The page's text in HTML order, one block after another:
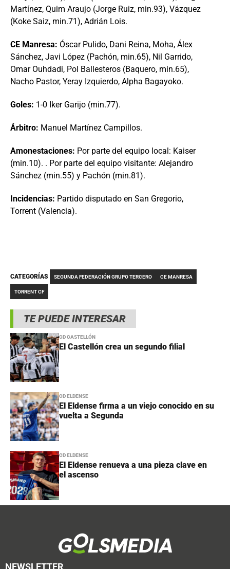
TE PUEDE INTERESAR
CD CASTELLÓN
El Castellón crea un segundo filial
CD ELDENSE
El Eldense firma a un viejo conocido en su
vuelta a Segunda
CD ELDENSE
El Eldense renueva a una pieza clave en
el ascenso
Martínez, Quim Araujo (Jorge Ruiz, min.93), Vázquez
(Koke Saiz, min.71), Adrián Lois.
CE Manresa: Óscar Pulido, Dani Reina, Moha, Álex
Sánchez, Javi López (Pachón, min.65), Nil Garrido,
Omar Ouhdadi, Pol Ballesteros (Baquero, min.65),
Nacho Pastor, Yeray Izquierdo, Alpha Bagayoko.
Goles: 1-0 Iker Garijo (min.77).
Árbitro: Manuel Martínez Campillos.
Amonestaciones: Por parte del equipo local: Kaiser
(min.10). . Por parte del equipo visitante: Alejandro
Sánchez (min.55) y Pachón (min.81).
Incidencias: Partido disputado en San Gregorio,
Torrent (Valencia).
CATEGORÍAS SEGUNDA FEDERACIÓN GRUPO TERCERO CE MANRESA
TORRENT CF
NEWSLETTER